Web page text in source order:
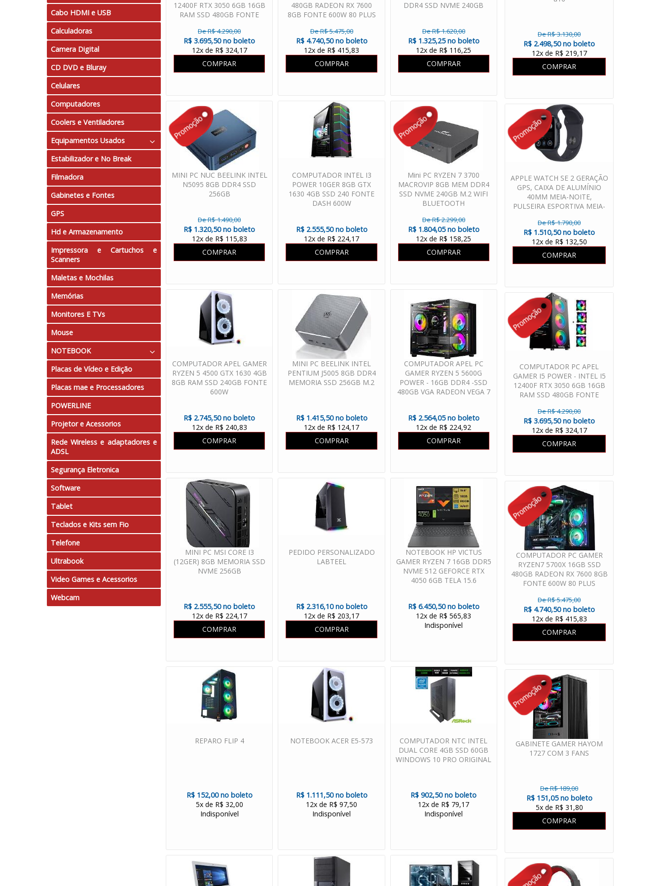
Cabo HDMI e USB
Calculadoras
Camera Digital
CD DVD e Bluray
Celulares
Computadores
Coolers e Ventiladores
Equipamentos Usados
Computadores
Notebook
Estabilizador e No Break
Filmadora
Gabinetes e Fontes
GPS
Hd e Armazenamento
Impressora e Cartuchos e
Scanners
Maletas e Mochilas
Memórias
Monitores E TVs
Mouse
NOTEBOOK
Tela 10"
Tela 11.6"
Tela 14.0"
Tela 15.6"
Tela 17.3"
Placas de Vídeo e Edição
Placas mae e Processadores
POWERLINE
Projetor e Acessorios
Rede Wireless e adaptadores e
ADSL
Segurança Eletronica
Software
Tablet
Teclados e Kits sem Fio
Telefone
Ultrabook
Video Games e Acessorios
Webcam
De R$ 3.130,00
R$ 2.498,50 no boleto
12x de R$ 219,17
COMPRAR
APPLE WATCH SE 2 GERAÇÃO
GPS, CAIXA DE ALUMÍNIO
40MM MEIA-NOITE,
PULSEIRA ESPORTIVA MEIA-
De R$ 1.790,00
R$ 1.510,50 no boleto
12x de R$ 132,50
COMPRAR
COMPUTADOR PC APEL
GAMER I5 POWER - INTEL I5
12400F RTX 3050 6GB 16GB
RAM SSD 480GB FONTE
De R$ 4.290,00
R$ 3.695,50 no boleto
12x de R$ 324,17
COMPRAR
COMPUTADOR PC GAMER
RYZEN7 5700X 16GB SSD
480GB RADEON RX 7600 8GB
FONTE 600W 80 PLUS
De R$ 5.475,00
R$ 4.740,50 no boleto
12x de R$ 415,83
COMPRAR
GABINETE GAMER HAYOM
1727 COM 3 FANS
De R$ 189,00
R$ 151,05 no boleto
5x de R$ 31,80
COMPRAR
12400F RTX 3050 6GB 16GB
RAM SSD 480GB FONTE
De R$ 4.290,00
R$ 3.695,50 no boleto
12x de R$ 324,17
COMPRAR
480GB RADEON RX 7600
8GB FONTE 600W 80 PLUS
De R$ 5.475,00
R$ 4.740,50 no boleto
12x de R$ 415,83
COMPRAR
DDR4 SSD NVME 240GB
De R$ 1.620,00
R$ 1.325,25 no boleto
12x de R$ 116,25
COMPRAR
MINI PC NUC BEELINK INTEL
N5095 8GB DDR4 SSD
256GB
De R$ 1.490,00
R$ 1.320,50 no boleto
12x de R$ 115,83
COMPRAR
COMPUTADOR INTEL I3
POWER 10GER 8GB GTX
1630 4GB SSD 240 FONTE
DASH 600W
R$ 2.555,50 no boleto
12x de R$ 224,17
COMPRAR
Mini PC RYZEN 7 3700
MACROVIP 8GB MEM DDR4
SSD NVME 240GB M.2 WIFI
BLUETOOTH
De R$ 2.299,00
R$ 1.804,05 no boleto
12x de R$ 158,25
COMPRAR
COMPUTADOR APEL GAMER
RYZEN 5 4500 GTX 1630 4GB
8GB RAM SSD 240GB FONTE
600W
R$ 2.745,50 no boleto
12x de R$ 240,83
COMPRAR
MINI PC BEELINK INTEL
PENTIUM J5005 8GB DDR4
MEMORIA SSD 256GB M.2
R$ 1.415,50 no boleto
12x de R$ 124,17
COMPRAR
COMPUTADOR APEL PC
GAMER RYZEN 5 5600G
POWER - 16GB DDR4 -SSD
480GB VGA RADEON VEGA 7
R$ 2.564,05 no boleto
12x de R$ 224,92
COMPRAR
MINI PC MSI CORE I3
(12GER) 8GB MEMORIA SSD
NVME 256GB
R$ 2.555,50 no boleto
12x de R$ 224,17
COMPRAR
PEDIDO PERSONALIZADO
LABTEEL
R$ 2.316,10 no boleto
12x de R$ 203,17
COMPRAR
NOTEBOOK HP VICTUS
GAMER RYZEN 7 16GB DDR5
NVME 512 GEFORCE RTX
4050 6GB TELA 15.6
R$ 6.450,50 no boleto
12x de R$ 565,83
Indisponível
REPARO FLIP 4
R$ 152,00 no boleto
5x de R$ 32,00
Indisponível
NOTEBOOK ACER E5-573
R$ 1.111,50 no boleto
12x de R$ 97,50
Indisponível
COMPUTADOR NTC INTEL
DUAL CORE 4GB SSD 60GB
WINDOWS 10 PRO ORIGINAL
R$ 902,50 no boleto
12x de R$ 79,17
Indisponível